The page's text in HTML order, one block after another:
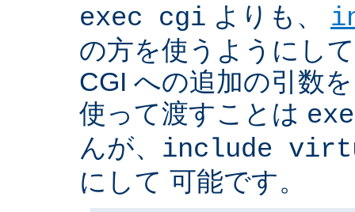
exec cgi よりも、
の方を使うようにし
CGI への追加の引数
使って渡すことは
んが、 include
にして 可能です。